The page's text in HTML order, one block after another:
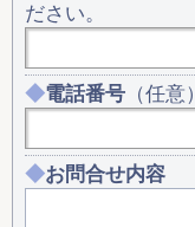
ださい。
電話番号 （任意）
お問合せ内容